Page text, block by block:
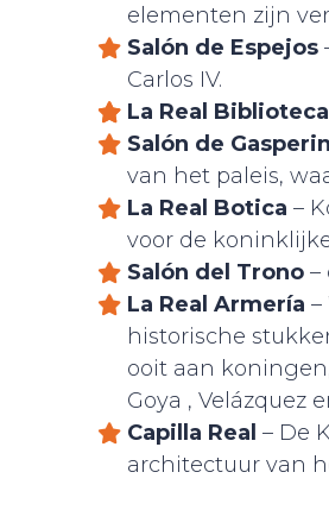
elementen zijn
Salón de Espejos
Carlos IV.
La Real Biblioteca
Salón de
van het paleis,
La Real Botica –
voor de
Salón del Trono –
La Real Armería
historische
ooit aan
Goya , Velázquez
Capilla Real – De
architectuur van